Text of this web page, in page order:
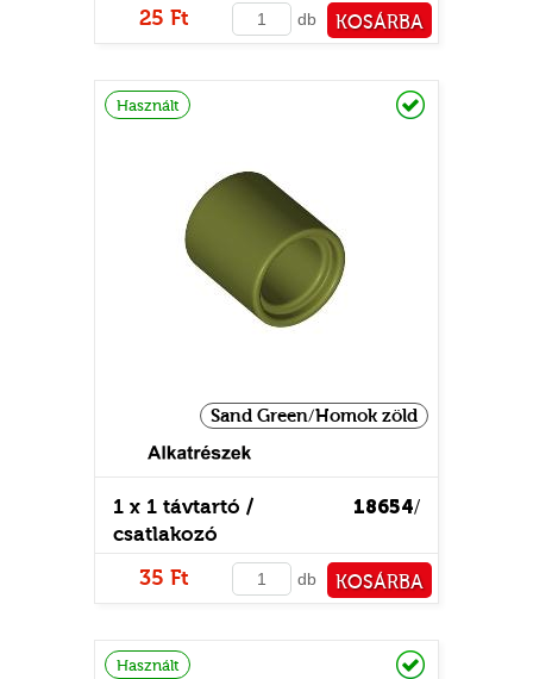
25 Ft db KOSÁRBA
Használt
Sand Green/Homok zöld
18654/
1 x 1 távtartó /
csatlakozó
35 Ft db KOSÁRBA
Használt